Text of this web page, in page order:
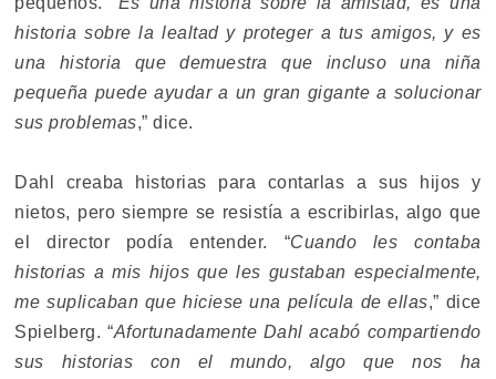
historia sobre la lealtad y proteger a tus amigos, y es
una historia que demuestra que incluso una niña
pequeña puede ayudar a un gran gigante a solucionar
sus problemas,” dice.
Dahl creaba historias para contarlas a sus hijos y
nietos, pero siempre se resistía a escribirlas, algo que
el director podía entender. “Cuando les contaba
historias a mis hijos que les gustaban especialmente,
me suplicaban que hiciese una película de ellas,” dice
Spielberg. “Afortunadamente Dahl acabó compartiendo
sus historias con el mundo, algo que nos ha